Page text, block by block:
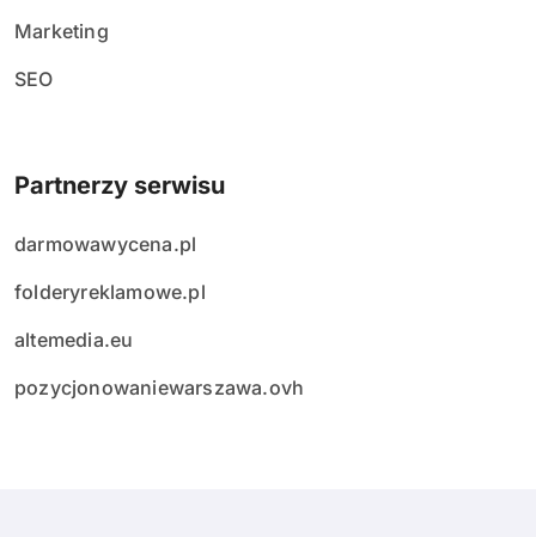
Marketing
SEO
Partnerzy serwisu
darmowawycena.pl
folderyreklamowe.pl
altemedia.eu
pozycjonowaniewarszawa.ovh